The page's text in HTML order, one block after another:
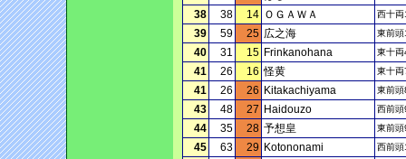
38 38 14 ＯＧＡＷＡ 西十
39 59 25 広之海 東前
40 31 15 Frinkanohana 東十両
41 26 16 怪黄 東十両
41 26 26 Kitakachiyama 東前頭
43 48 27 Haidouzo 西前頭
44 35 28 予想皇 東前頭
45 63 29 Kotononami 西前